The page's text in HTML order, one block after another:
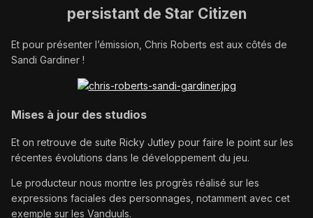
persistant de Star Citizen
Et pour présenter l’émission, Chris Roberts est aux côtés de
Sandi Gardiner !
Mises à jour des studios
Et on retrouve de suite Ricky Jutley pour faire le point sur les
récentes évolutions dans le développement du jeu.
Le producteur nous montre les progrès réalisé sur les
expressions faciales des personnages, notamment avec cet
exemple sur les Vanduuls.